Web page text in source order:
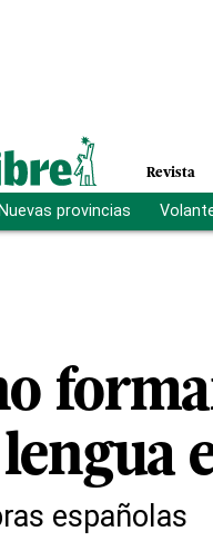
Revista
Nuevas provincias
españolas